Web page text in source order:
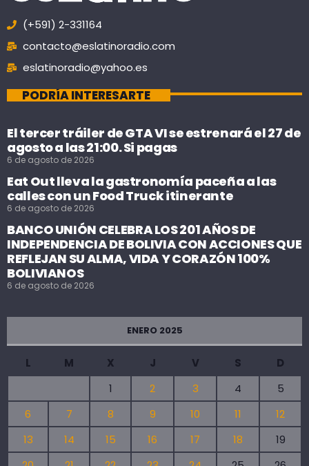
(+591) 2-331164
contacto@eslatinoradio.com
eslatinoradio@yahoo.es
PODRÍA INTERESARTE
El tercer tráiler de GTA VI se estrenará el 27 de
agosto a las 21:00. Si pagas
6 de agosto de 2026
Eat Out lleva la gastronomía paceña a las
calles con un Food Truck itinerante
6 de agosto de 2026
BANCO UNIÓN CELEBRA LOS 201 AÑOS DE
INDEPENDENCIA DE BOLIVIA CON ACCIONES QUE
REFLEJAN SU ALMA, VIDA Y CORAZÓN 100%
BOLIVIANOS
6 de agosto de 2026
ENERO 2025
L M X J V S
D
1
2 3 4
5
6
7 8 9 10 11
12
13
14 15 16 17 18
19